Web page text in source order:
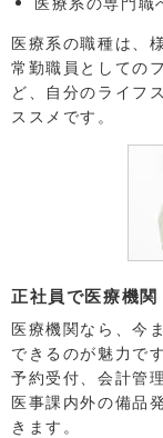
医療系の職種は、
常勤職員としての
ど、自分のライフ
ススメです。
正社員で医療機関
医療機関なら、今
できるのが魅力で
予約受付、会計管
医事課内外の備品
きます。